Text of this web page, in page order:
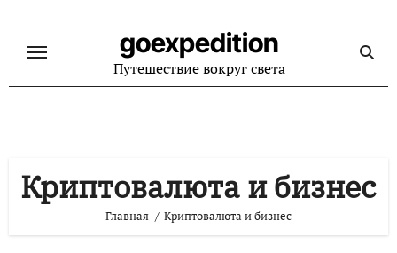
содержанию
goexpedition
Путешествие вокруг света
Криптовалюта и бизнес
Главная Криптовалюта и бизнес